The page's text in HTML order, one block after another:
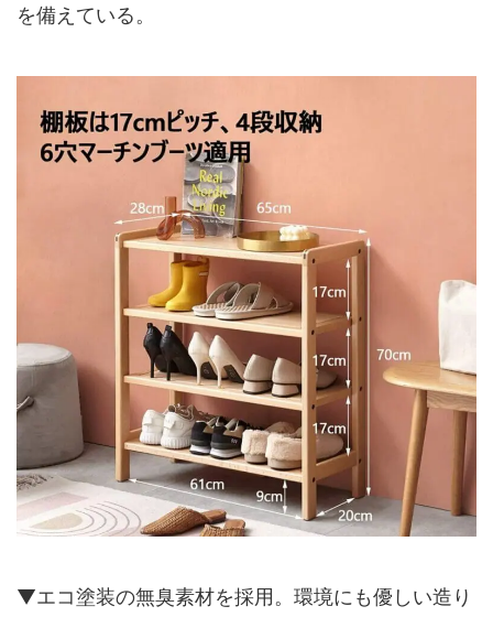
を備えている。
▼エコ塗装の無臭素材を採用。環境にも優しい造り